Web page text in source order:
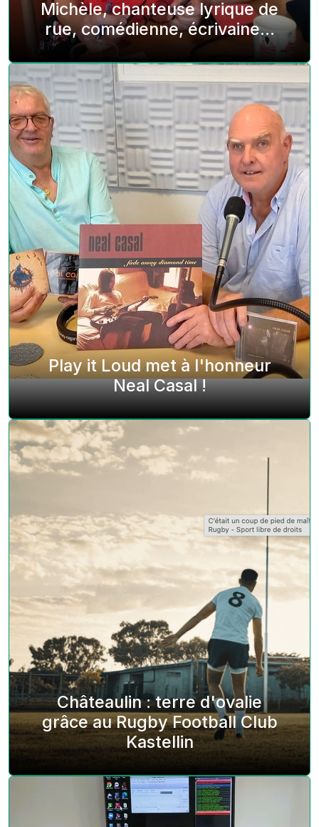
Michèle, chanteuse lyrique de
rue, comédienne, écrivaine…
Play it Loud met à l'honneur
Neal Casal !
Châteaulin : terre d'ovalie
grâce au Rugby Football Club
Kastellin